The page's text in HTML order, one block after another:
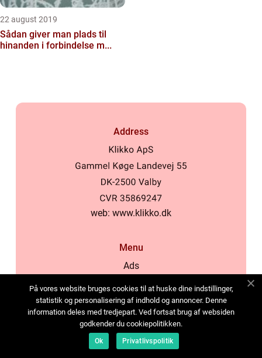
22 august 2019
Sådan giver man plads til
hinanden i forbindelse m...
Address
web: www.klikko.dk
Menu
Ads
Cookies
Contact
Sitemap
På vores website bruges cookies til at huske dine indstillinger,
statistik og personalisering af indhold og annoncer. Denne
information deles med tredjepart. Ved fortsat brug af websiden
godkender du cookiepolitikken.
Ok Privatlivspolitik